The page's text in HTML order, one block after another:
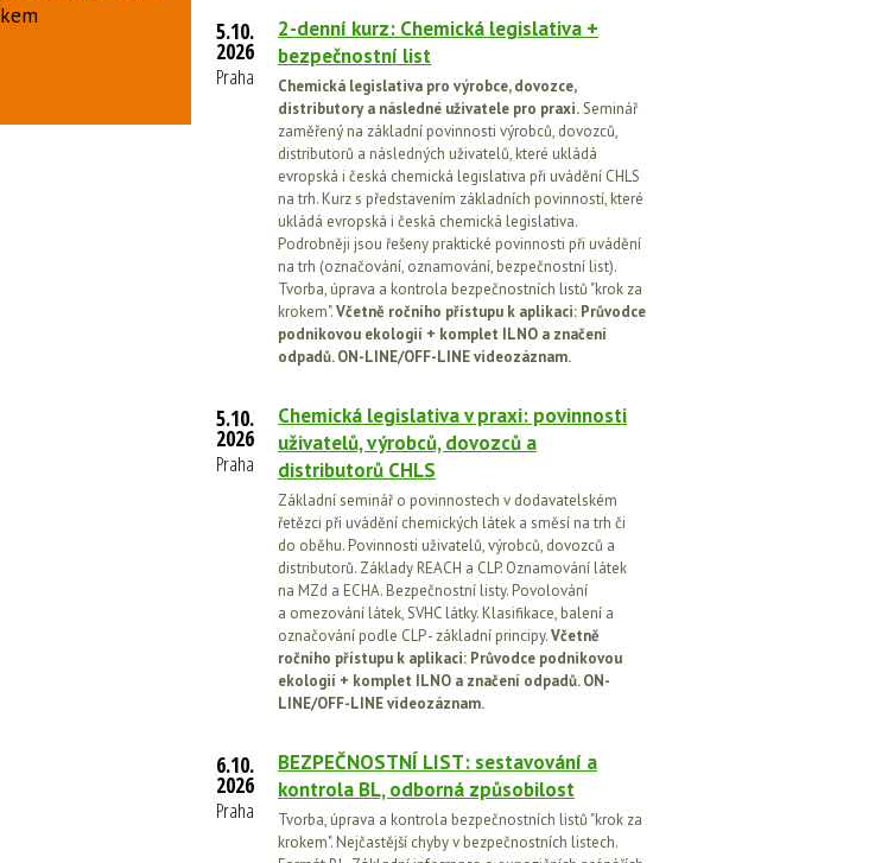
5.10.
2026
Praha
2-denní kurz: Chemická legislativa +
bezpečnostní list
Chemická legislativa pro výrobce, dovozce,
distributory a následné uživatele pro praxi.Seminář
zaměřený na základní povinnosti výrobců, dovozců,
distributorů a následných uživatelů, které ukládá
evropská i česká chemická legislativa při uvádění CHLS
na trh. Kurz s představením základních povinností, které
ukládá evropská i česká chemická legislativa.
Podrobněji jsou řešeny praktické povinnosti při uvádění
na trh (označování, oznamování, bezpečnostní list).
Tvorba, úprava a kontrola bezpečnostních listů "krok za
krokem".Včetně ročního přístupu k aplikaci: Průvodce
podnikovou ekologií + komplet ILNO a značení
odpadů. ON-LINE/OFF-LINE videozáznam.
5.10.
2026
Praha
Chemická legislativa v praxi: povinnosti
uživatelů, výrobců, dovozců a
distributorů CHLS
Základní seminář o povinnostech v dodavatelském
řetězci při uvádění chemických látek a směsí na trh či
do oběhu. Povinnosti uživatelů, výrobců, dovozců a
distributorů. Základy REACH a CLP. Oznamování látek
na MZd a ECHA. Bezpečnostní listy. Povolování
a omezování látek, SVHC látky. Klasifikace, balení a
označování podle CLP - základní principy.Včetně
ročního přístupu k aplikaci: Průvodce podnikovou
ekologií + komplet ILNO a značení odpadů. ON-
LINE/OFF-LINE videozáznam.
6.10.
2026
Praha
BEZPEČNOSTNÍ LIST: sestavování a
kontrola BL, odborná způsobilost
Tvorba, úprava a kontrola bezpečnostních listů "krok za
krokem". Nejčastější chyby v bezpečnostních listech.